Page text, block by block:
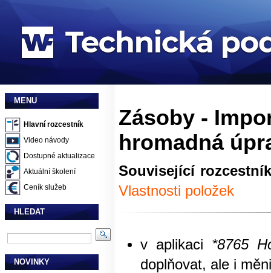
MENU
Hlavní rozcestník
Video návody
Dostupné aktualizace
Aktuální školení
Ceník služeb
HLEDAT
NOVINKY
Zásoby -
hromadná
Související
Vlastnosti položek
v aplikaci *8765
doplňovat, ale i